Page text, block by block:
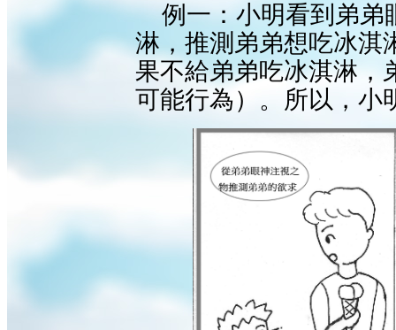
例一：小明看到弟弟
淋，推測弟弟想吃冰淇
果不給弟弟吃冰淇淋，
可能行為）。所以，小